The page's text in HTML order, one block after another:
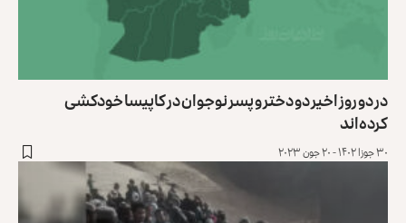
در دو روز اخیر دو دختر و پسر نوجوان در کاپیسا خودکشی
کرده‌اند
۳۰ جوزا ۱۴۰۲ - ۲۰ جون ۲۰۲۳